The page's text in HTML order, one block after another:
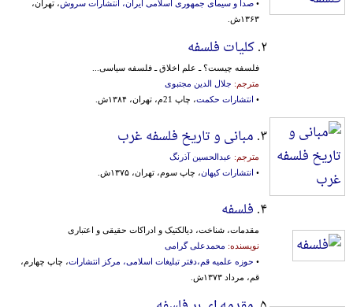
• صدا و سیمای جمهوری اسلامی ایران، انتشارات سروش، تهران،
۱۳۶۳ش.
۲. کلیات فلسفه
فلسفه چیست؟ ـ علم اخلاق ـ فلسفه سیاسی...
مترجم: جلال الدین مجتبوی
• انتشارات حکمت، چاپ 21م، تهران، ۱۳۸۴ش.
۳. مبانی و تاریخ فلسفه غرب
مترجم: عبدالحسین آذرنگ
• انتشارات کیهان، چاپ سوم، تهران، ۱۳۷۵ش.
۴. فلسفه
مقدمات‌، شناخت‌، دیالکتیک‌ و ادراکات‌ حقیقی‌ و اعتباری‌
نویسنده: محمدعلی گرامی
• حوزه علمیه قم،دفتر تبلیغات‌ ‌اسلامی‌، مرکز ‌انتشار‌ات‌، چاپ چهارم،
قم، مرداد ۱۳۷۳ش.